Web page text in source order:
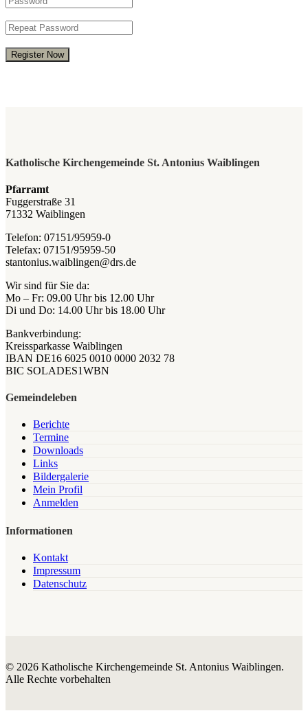
Register Now
Katholische Kirchengemeinde St. Antonius Waiblingen
Pfarramt
Fuggerstraße 31
71332 Waiblingen
Telefon: 07151/95959-0
Telefax: 07151/95959-50
stantonius.waiblingen@drs.de
Wir sind für Sie da:
Mo – Fr: 09.00 Uhr bis 12.00 Uhr
Di und Do: 14.00 Uhr bis 18.00 Uhr
Bankverbindung:
Kreissparkasse Waiblingen
IBAN DE16 6025 0010 0000 2032 78
BIC SOLADES1WBN
Gemeindeleben
Berichte
Termine
Downloads
Links
Bildergalerie
Mein Profil
Anmelden
Informationen
Kontakt
Impressum
Datenschutz
© 2026 Katholische Kirchengemeinde St. Antonius Waiblingen.
Alle Rechte vorbehalten